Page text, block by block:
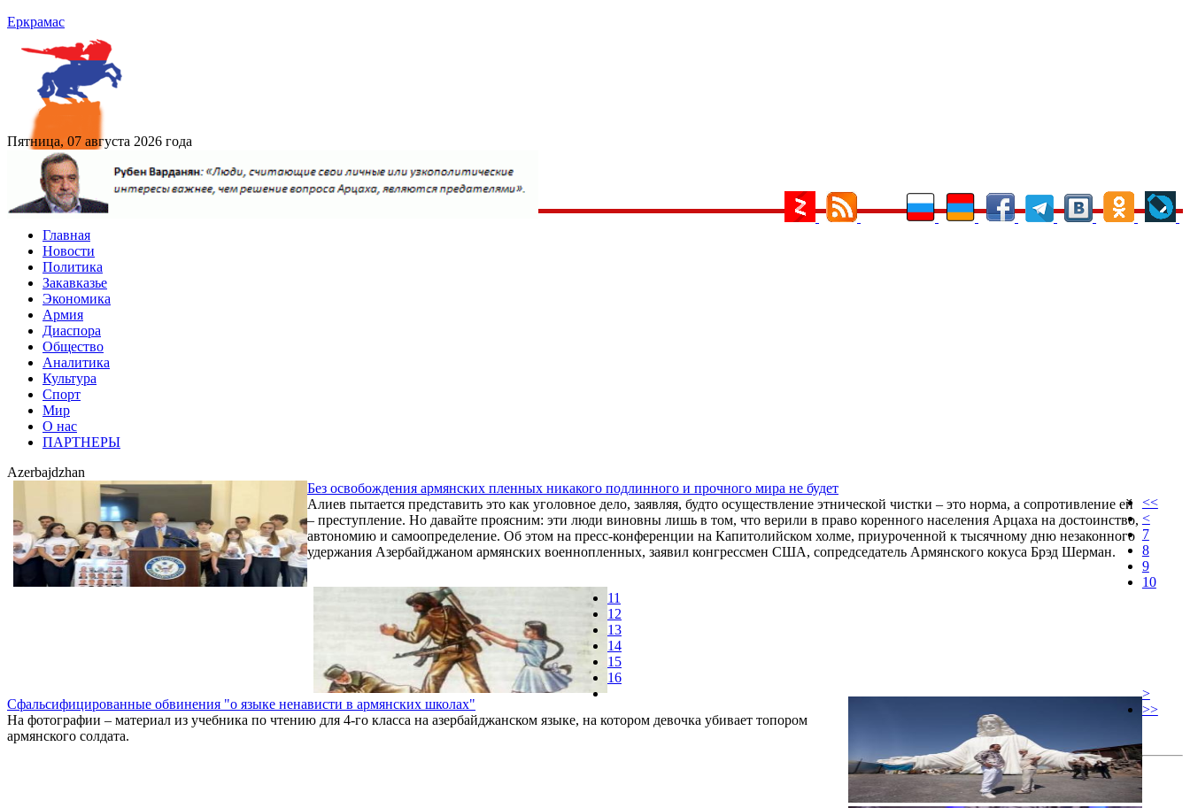
Еркрамас
Пятница, 07 августа 2026 года
Главная
Новости
Политика
Закавказье
Экономика
Армия
Диаспора
Общество
Аналитика
Культура
Спорт
Мир
О нас
ПАРТНЕРЫ
Azerbajdzhan
Без освобождения армянских пленных никакого подлинного и прочного мира не будет
Алиев пытается представить это как уголовное дело, заявляя, будто осуществление этнической чистки – это норма, а сопротивление ей
– преступление. Но давайте проясним: эти люди виновны лишь в том, что верили в право коренного населения Арцаха на достоинство,
автономию и самоопределение. Об этом на пресс-конференции на Капитолийском холме, приуроченной к тысячному дню незаконного
удержания Азербайджаном армянских военнопленных, заявил конгрессмен США, сопредседатель Армянского кокуса Брэд Шерман.
Сфальсифицированные обвинения "о языке ненависти в армянских школах"
На фотографии – материал из учебника по чтению для 4-го класса на азербайджанском языке, на котором девочка убивает топором
армянского солдата.
<<
<
7
8
9
10
11
12
13
14
15
16
>
>>